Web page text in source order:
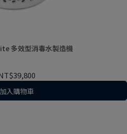
多效型消毒水製造機
加入購物車